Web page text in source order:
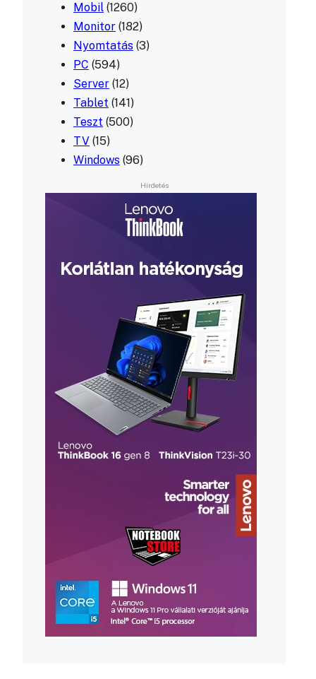
Mobil (1260)
Monitor (182)
Nyomtatás (3)
PC (594)
Server (12)
Tablet (141)
Teszt (500)
TV (15)
Windows (96)